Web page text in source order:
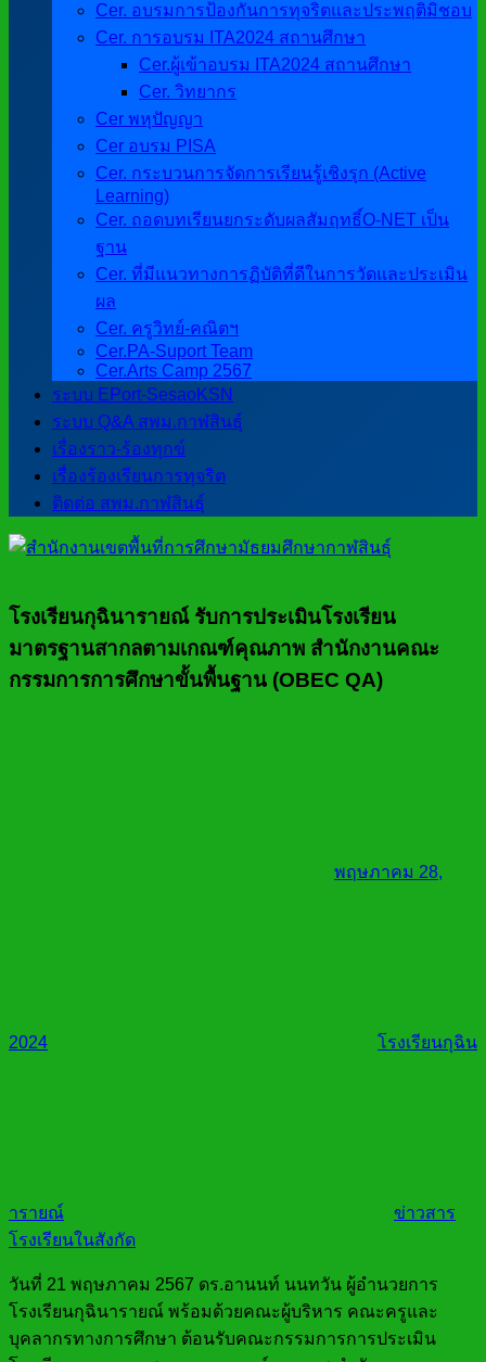
Cer. อบรมการป้องกันการทุจริตและประพฤติมิชอบ
Cer. การอบรม ITA2024 สถานศึกษา
Cer.ผู้เข้าอบรม ITA2024 สถานศึกษา
Cer. วิทยากร
Cer พหุปัญญา
Cer อบรม PISA
Cer. กระบวนการจัดการเรียนรู้เชิงรุก (Active
Learning)
Cer. ถอดบทเรียนยกระดับผลสัมฤทธิ์O-NET เป็น
ฐาน
Cer. ที่มีแนวทางการฏิบัติที่ดีในการวัดและประเมิน
ผล
Cer. ครูวิทย์-คณิตฯ
Cer.PA-Suport Team
Cer.Arts Camp 2567
ระบบ EPort-SesaoKSN
ระบบ Q&A สพม.กาฬสินธุ์
เรื่องราว-ร้องทุกข์
เรื่องร้องเรียนการทุจริต
ติดต่อ สพม.กาฬสินธุ์
โรงเรียนกุฉินารายณ์ รับการประเมินโรงเรียน
มาตรฐานสากลตามเกณฑ์คุณภาพ สำนักงานคณะ
กรรมการการศึกษาขั้นพื้นฐาน (OBEC QA)
พฤษภาคม 28,
2024 โรงเรียนกุฉิน
ารายณ์
ข่าวสาร
โรงเรียนในสังกัด
วันที่ 21 พฤษภาคม 2567 ดร.อานนท์ นนทวัน ผู้อำนวยการ
โรงเรียนกุฉินารายณ์ พร้อมด้วยคณะผู้บริหาร คณะครูและ
บุคลากรทางการศึกษา ต้อนรับคณะกรรมการการประเมิน